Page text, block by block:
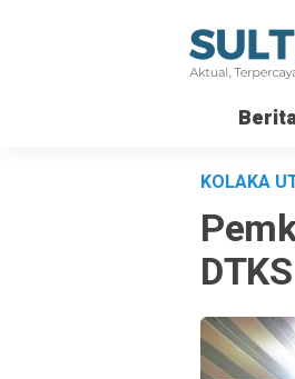
KOLAKA
DTKS